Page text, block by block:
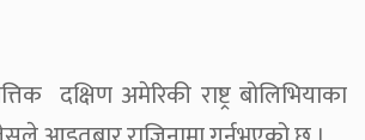
दक्षिण अमेरिकी राष्ट्र बोलिभियाका